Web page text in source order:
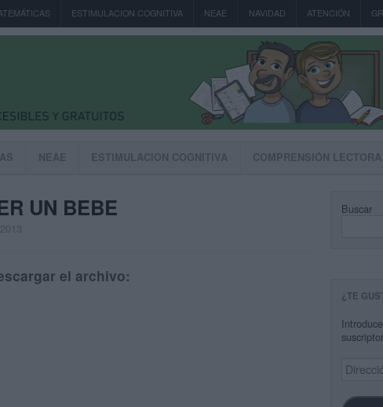
ESTIMULACION COGNITIVA NEAE NAVIDAD ATENCIÓN
NEAE ESTIMULACION COGNITIVA COMPRENSIÓN LECTORA
UN BEBE
el archivo:
Buscar
¿TE
Dirección
de